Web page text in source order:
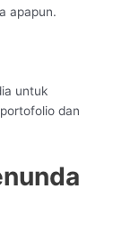
apapun.
untuk
dan